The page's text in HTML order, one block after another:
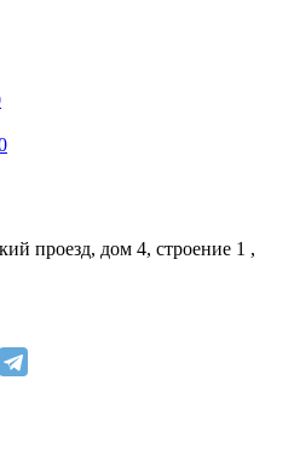
проезд, дом 4, строение 1 ,